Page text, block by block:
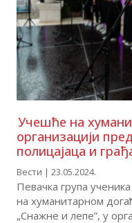
Учешће на
организацији
полицајаца и
Вести | 23.05.2024.
Певачка група
на хуманитарном
„Снажне и лепе”, у